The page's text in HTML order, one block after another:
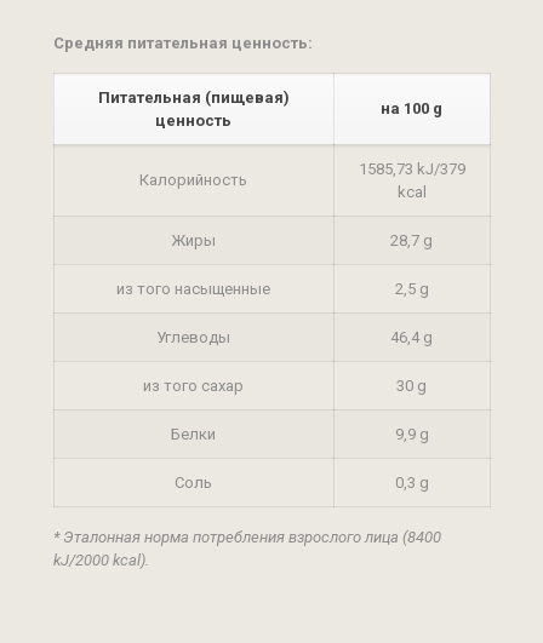
Средняя питательная ценность:
Питательная (пищевая)
ценность
на 100 g
Калорийность
1585,73 kJ/379
kcal
Жиры 28,7 g
из того насыщенные 2,5 g
Углеводы 46,4 g
из того сахар 30 g
Белки 9,9 g
Соль 0,3 g
* Эталонная норма потребления взрослого лица (8400
kJ/2000 kcal).